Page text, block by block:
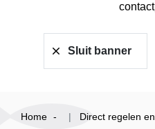
Sluit banner
Home
Direct regelen